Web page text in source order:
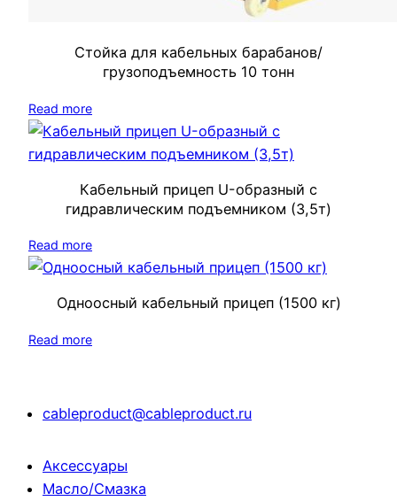
Стойка для кабельных барабанов/
грузоподъемность 10 тонн
Read more
Кабельный прицеп U-образный с
гидравлическим подъемником (3,5т)
Read more
Одноосный кабельный прицеп (1500 кг)
Read more
cableproduct@cableproduct.ru
Аксессуары
Масло/Смазка